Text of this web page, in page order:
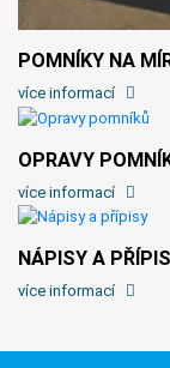
POMNÍKY NA
více informací
OPRAVY
více informací
NÁPISY A
více informací